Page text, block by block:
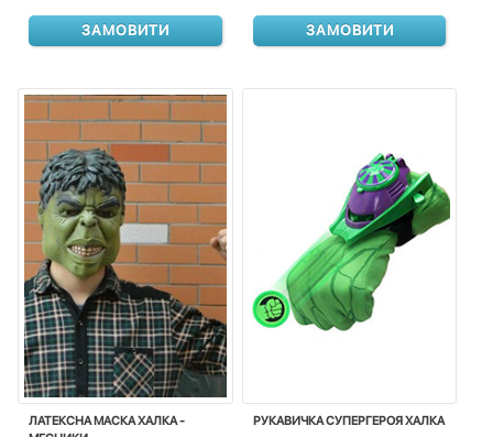
ЗАМОВИТИ ЗАМОВИТИ
ЛАТЕКСНА МАСКА ХАЛКА -
РУКАВИЧКА СУПЕРГЕРОЯ ХАЛКА